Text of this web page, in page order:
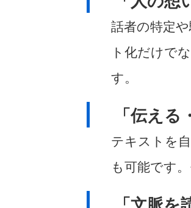
話者の特定
ト化だけで
す。
「伝え
テキストを
も可能です